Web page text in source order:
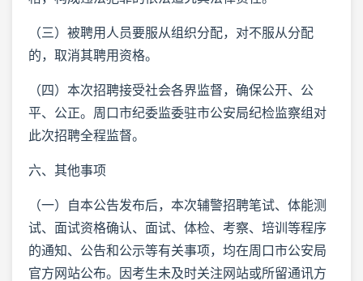
（三）被聘用人员要服从组织分配，对不服从分配
的，取消其聘用资格。
（四）本次招聘接受社会各界监督，确保公开、公
平、公正。周口市纪委监委驻市公安局纪检监察组对
此次招聘全程监督。
六、其他事项
（一）自本公告发布后，本次辅警招聘笔试、体能测
试、面试资格确认、面试、体检、考察、培训等程序
的通知、公告和公示等有关事项，均在周口市公安局
官方网站公布。因考生未及时关注网站或所留通讯方